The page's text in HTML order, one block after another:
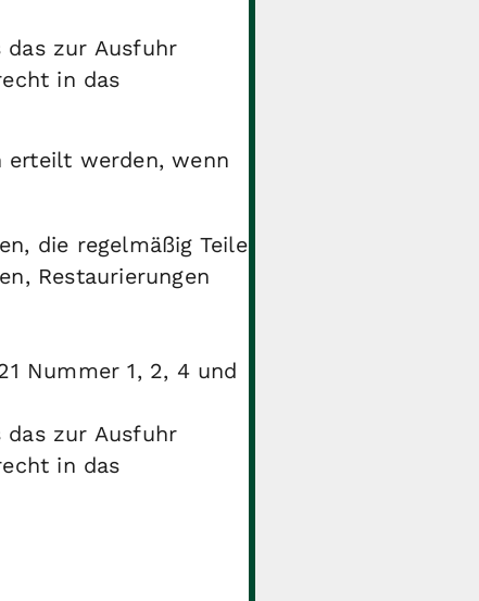
das zur Ausfuhr
in das
erteilt werden, wenn
die regelmäßig Teile
Restaurierungen
Nummer 1, 2, 4 und
das zur Ausfuhr
in das